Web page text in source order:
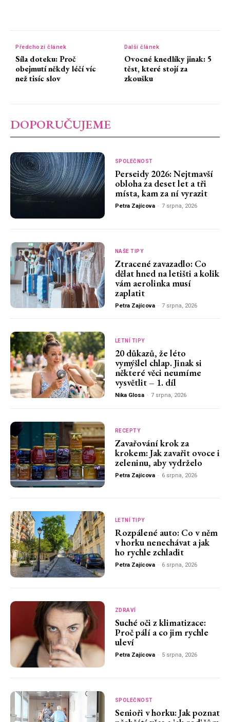
Předchozí článek
Síla doteku: Proč
obejmutí někdy léčí víc
než tisíc slov
Další článek
Ovocné knedlíky jinak: 5
těst, které stojí za
zkoušku
DOPORUČUJEME
SPOLEČNOST
Perseidy 2026: Nejtmavší
obloha za deset let a tři
místa, kam za ní vyrazit
Petra Zajícova - 7 srpna, 2026
NAŠE TIPY
Ztracené zavazadlo: Co
dělat hned na letišti a kolik
vám aerolinka musí
zaplatit
Petra Zajícova - 7 srpna, 2026
LETNÍ TIPY
20 důkazů, že léto
vymýšlel chlap. Jinak si
některé věci neumíme
vysvětlit – 1. díl
Nika Glosa - 7 srpna, 2026
RECEPTY
Zavařování krok za
krokem: Jak zavařit ovoce i
zeleninu, aby vydrželo
Petra Zajícova - 6 srpna, 2026
LETNÍ TIPY
Rozpálené auto: Co v něm
v horku nenechávat a jak
ho rychle zchladit
Petra Zajícova - 6 srpna, 2026
ZDRAVÍ
Suché oči z klimatizace:
Proč pálí a co jim rychle
uleví
Petra Zajícova - 5 srpna, 2026
SPOLEČNOST
Senioři v horku: Jak poznat